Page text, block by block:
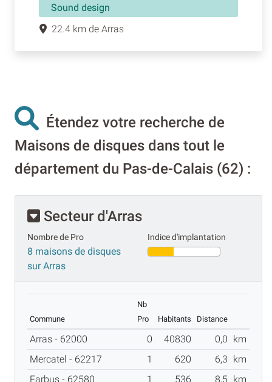
Sound design
22.4 km de Arras
Étendez votre recherche de
Maisons de disques dans tout le
département du Pas-de-Calais (62) :
Secteur d'Arras
Nombre de Pro
8 maisons de disques
sur Arras
Indice d'implantation
Commune
Nb
Pro
Habitants Distance
Arras - 62000 0 40830 0,0 km
Mercatel - 62217
1 620 6,3 km
Farbus - 62580
1 536 8,5 km